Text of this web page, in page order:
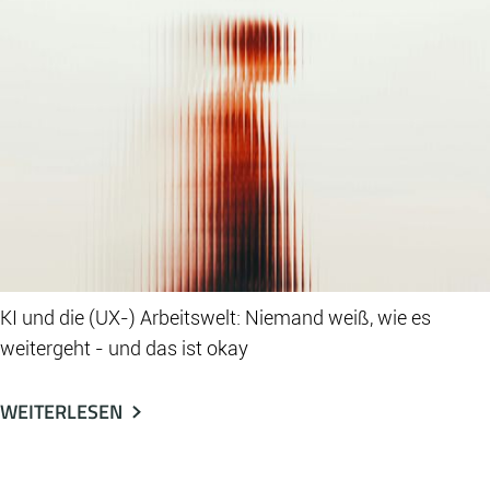
KI und die (UX-) Arbeitswelt: Niemand weiß, wie es
weitergeht - und das ist okay
WEITERLESEN